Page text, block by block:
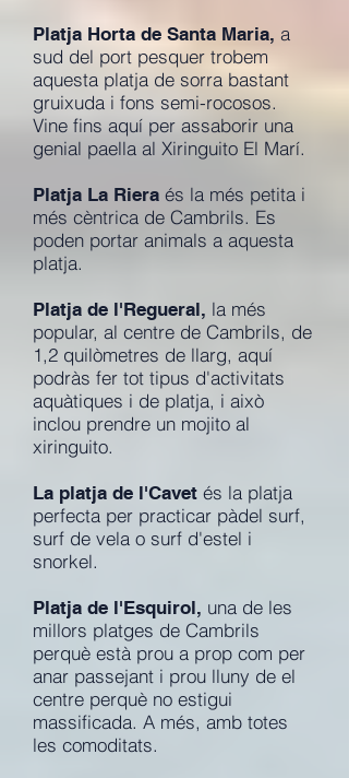
Platja Horta de Santa Maria, a
sud del port pesquer trobem
aquesta platja de sorra bastant
gruixuda i fons semi-rocosos.
Vine fins aquí per assaborir una
genial paella al Xiringuito El Marí.
Platja La Riera és la més petita i
més cèntrica de Cambrils. Es
poden portar animals a aquesta
platja.
Platja de l'Regueral, la més
popular, al centre de Cambrils, de
1,2 quilòmetres de llarg, aquí
podràs fer tot tipus d'activitats
aquàtiques i de platja, i això
inclou prendre un mojito al
xiringuito.
La platja de l'Cavet és la platja
perfecta per practicar pàdel surf,
surf de vela o surf d'estel i
snorkel.
Platja de l'Esquirol, una de les
millors platges de Cambrils
perquè està prou a prop com per
anar passejant i prou lluny de el
centre perquè no estigui
massificada. A més, amb totes
les comoditats.